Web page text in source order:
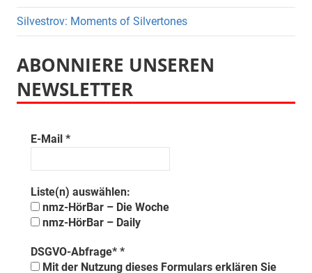
Silvestrov: Moments of Silvertones
ABONNIERE UNSEREN
NEWSLETTER
E-Mail *
Liste(n) auswählen:
nmz-HörBar – Die Woche
nmz-HörBar – Daily
DSGVO-Abfrage* *
Mit der Nutzung dieses Formulars erklären Sie